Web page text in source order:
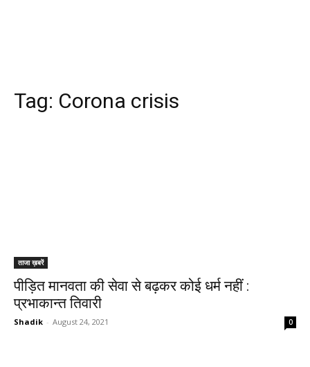
Tag: Corona crisis
ताजा ख़बरें
पीड़ित मानवता की सेवा से बढ़कर कोई धर्म नहीं :
प्रभाकान्त तिवारी
Shadik - August 24, 2021 0